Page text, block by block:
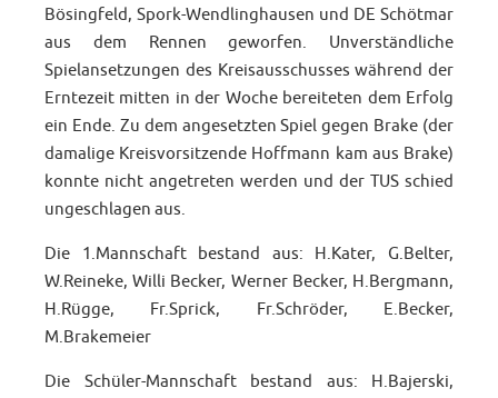
Bösingfeld, Spork-Wendlinghausen und DE Schötmar
aus dem Rennen geworfen. Unverständliche
Spielansetzungen des Kreisausschusses während der
Erntezeit mitten in der Woche bereiteten dem Erfolg
ein Ende. Zu dem angesetzten Spiel gegen Brake (der
damalige Kreisvorsitzende Hoffmann kam aus Brake)
konnte nicht angetreten werden und der TUS schied
ungeschlagen aus.
Die 1.Mannschaft bestand aus: H.Kater, G.Belter,
W.Reineke, Willi Becker, Werner Becker, H.Bergmann,
H.Rügge, Fr.Sprick, Fr.Schröder, E.Becker,
M.Brakemeier
Die Schüler-Mannschaft bestand aus: H.Bajerski,